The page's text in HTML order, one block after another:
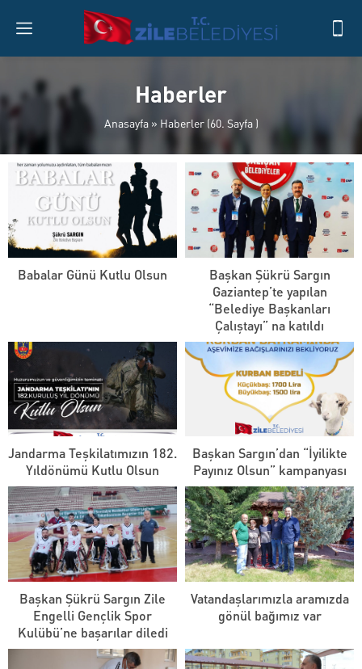
Haberler
Anasayfa» Haberler(60. Sayfa )
Babalar Günü Kutlu Olsun
Başkan Şükrü Sargın
Gaziantep’te yapılan
“Belediye Başkanları
Çalıştayı” na katıldı
Jandarma Teşkilatımızın 182.
Yıldönümü Kutlu Olsun
Başkan Sargın’dan “İyilikte
Payınız Olsun” kampanyası
Başkan Şükrü Sargın Zile
Engelli Gençlik Spor
Kulübü’ne başarılar diledi
Vatandaşlarımızla aramızda
gönül bağımız var